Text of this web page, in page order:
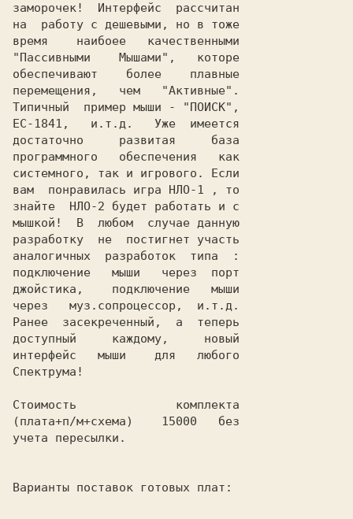
заморочек!  Интерфейс  рассчитан
на  работу с дешевыми, но в тоже
время    наибоее   качественными
"Пассивными    Мышами",   которе
обеспечивают    более    плавные
перемещения,   чем   "Активные".
Типичный  пример мыши - "ПОИСК",
ЕС-1841,   и.т.д.   Уже  имеется
достаточно     развитая     база
программного   обеспечения   как
системного, так и игрового. Если
вам  понравилась игра НЛО-1 , то
знайте  НЛО-2 будет работать и с
мышкой!  В  любом  случае данную
разработку  не  постигнет участь
аналогичных  разработок  типа  :
подключение   мыши   через  порт
джойстика,    подключение   мыши
через   муз.сопроцессор,  и.т.д.
Ранее  засекреченный,  а  теперь
доступный     каждому,     новый
интерфейс   мыши    для   любого
Спектрума!
Стоимость              комплекта
(плата+п/м+схема)    15000   без
учета пересылки.